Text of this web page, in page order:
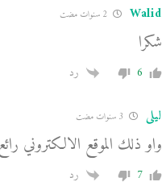
Walid
شكرا
6 رد
ليلى
واو ذلك الموقع الالكتروني
7 رد